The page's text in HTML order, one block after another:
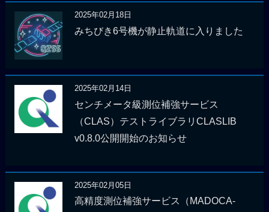
2025年02月18日
みちびき6号機が静止軌道に入りました
2025年02月14日
センチメータ級測位補強サービス
（CLAS）テストライブラリCLASLIB
v0.8.0公開開始のお知らせ
2025年02月05日
高精度測位補強サービス（MADOCA-